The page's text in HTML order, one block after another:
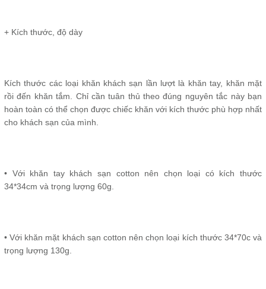
+ Kích thước, độ dày
Kích thước các loại khăn khách sạn lần lượt là khăn tay, khăn mặt
rồi đến khăn tắm. Chỉ cần tuân thủ theo đúng nguyên tắc này bạn
hoàn toàn có thể chọn được chiếc khăn với kích thước phù hợp nhất
cho khách sạn của mình.
• Với khăn tay khách sạn cotton nên chọn loại có kích thước
34*34cm và trọng lượng 60g.
• Với khăn mặt khách sạn cotton nên chọn loại kích thước 34*70c và
trọng lượng 130g.